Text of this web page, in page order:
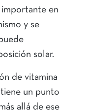
importante en
y se
solar.
de vitamina
un punto
allá de ese